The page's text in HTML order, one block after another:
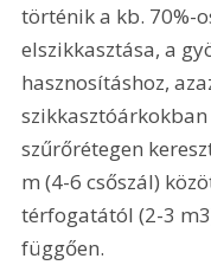
történik a kb. 70%-
elszikkasztása, a
hasznosításhoz,
szűrőrétegen
m (4-6 csőszál)
térfogatától (2-3
függően.